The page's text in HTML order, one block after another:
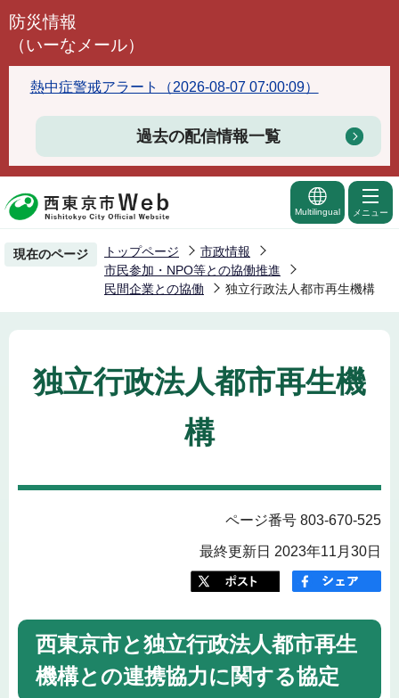
こ
頭
で
防災情報
（いーなメール）
熱中症警戒アラート（2026-08-07 07:00:09）
過去の配信情報一覧
Multilingual メニュー
現在のページ トップページ
市政情報
市民参加・NPO等との協働推進
民間企業との協働
独立行政法人都市再生機構
独立行政法人都市再生機
構
ページ番号 803-670-525
最終更新日 2023年11月30日
西東京市と独立行政法人都市再生
機構との連携協力に関する協定